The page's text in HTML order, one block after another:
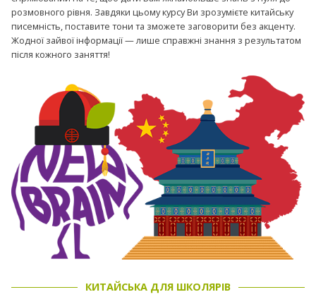
розмовного рівня. Завдяки цьому курсу Ви зрозумієте китайську
писемність, поставите тони та зможете заговорити без акценту.
Жодної зайвої інформації — лише справжні знання з результатом
після кожного заняття!
КИТАЙСЬКА ДЛЯ ШКОЛЯРІВ